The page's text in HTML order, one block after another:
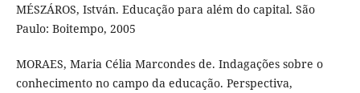
MÉSZÁROS, István. Educação para além do capital. São
Paulo: Boitempo, 2005
MORAES, Maria Célia Marcondes de. Indagações sobre o
conhecimento no campo da educação. Perspectiva,